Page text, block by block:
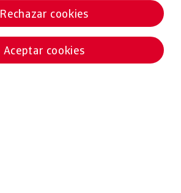
Rechazar cookies
Aceptar cookies